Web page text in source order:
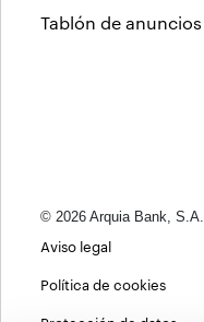
Tablón de anuncios
© 2026 Arquia Bank, S.A.
Aviso legal
Política de cookies